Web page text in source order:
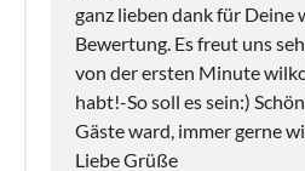
ganz lieben dank für Deine
Bewertung. Es freut uns
von der ersten Minute
habt!-So soll es sein:)
Gäste ward, immer gerne
Liebe Grüße